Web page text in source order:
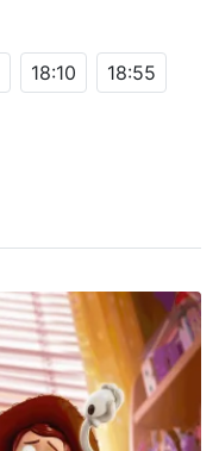
18:10 18:55